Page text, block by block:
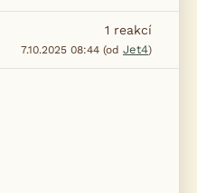
1 reakcí
7.10.2025 08:44 (od Jet4)